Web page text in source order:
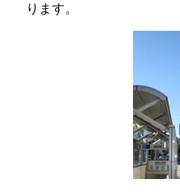
ります。